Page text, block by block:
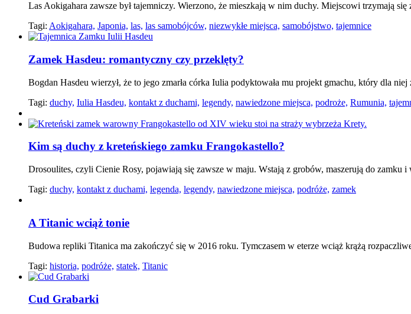
Las Aokigahara zawsze był tajemniczy. Wierzono, że mieszkają w nim duchy. Miejscowi trzymają
Tagi: Aokigahara, Japonia, las, las samobójców, niezwykłe miejsca, samobójstwo, tajemnice
Zamek Hasdeu: romantyczny czy przeklęty?
Bogdan Hasdeu wierzył, że to jego zmarła córka Iulia podyktowała mu projekt gmachu, który dla
Tagi: duchy, Iulia Hasdeu, kontakt z duchami, legendy, nawiedzone miejsca, podroże, Rumunia,
Kim są duchy z kreteńskiego zamku Frangokastello?
Drosoulites, czyli Cienie Rosy, pojawiają się zawsze w maju. Wstają z grobów, maszerują do zamku
Tagi: duchy, kontakt z duchami, legenda, legendy, nawiedzone miejsca, podróże, zamek
A Titanic wciąż tonie
Budowa repliki Titanica ma zakończyć się w 2016 roku. Tymczasem w eterze wciąż krążą
Tagi: historia, podróże, statek, Titanic
Cud Grabarki